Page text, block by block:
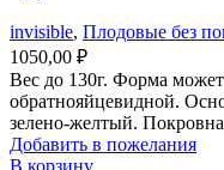
invisible, Плодовые без
1050,00 ₽
Вес до 130г. Форма
обратнояйцевидной.
зелено-желтый.
Добавить в пожелания